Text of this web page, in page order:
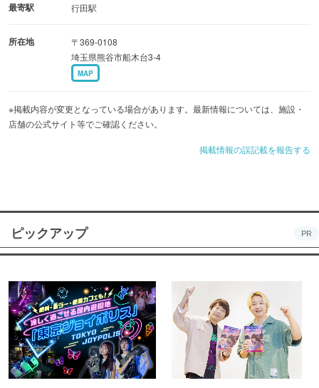
最寄駅 行田駅
所在地
〒369-0108
埼玉県熊谷市船木台3-4
MAP
※掲載内容が変更となっている場合があります。最新情報については、施設・
店舗の公式サイト等でご確認ください。
掲載情報の誤記載を報告する
ピックアップ PR